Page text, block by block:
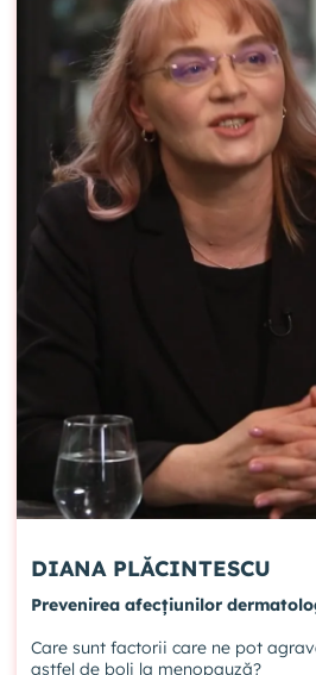
DIANA PLĂCINTESCU
Prevenirea afecțiunilor
Care sunt factorii care ne pot
astfel de boli la menopauză?